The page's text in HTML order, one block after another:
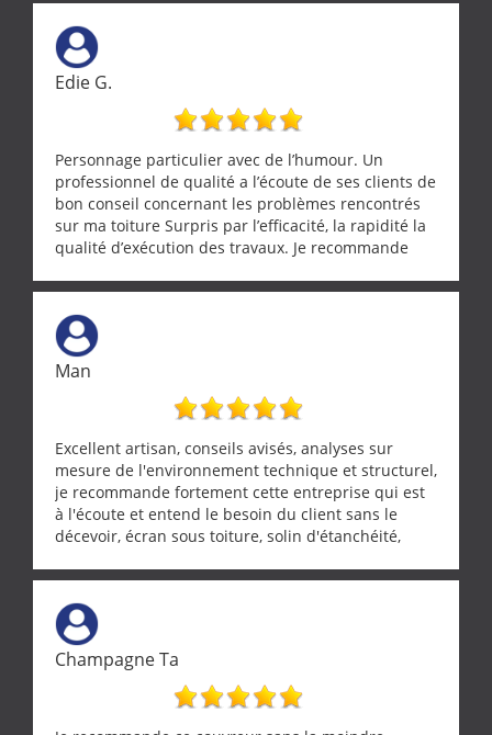
Edie G.
Personnage particulier avec de l’humour. Un
professionnel de qualité a l’écoute de ses clients de
bon conseil concernant les problèmes rencontrés
sur ma toiture Surpris par l’efficacité, la rapidité la
qualité d’exécution des travaux. Je recommande
Man
Excellent artisan, conseils avisés, analyses sur
mesure de l'environnement technique et structurel,
je recommande fortement cette entreprise qui est
à l'écoute et entend le besoin du client sans le
décevoir, écran sous toiture, solin d'étanchéité,
récupérateur d'eau, tout a été parfaitement mis en
œuvre sans besoin d'y revenir. confiance assurée.
Champagne Ta